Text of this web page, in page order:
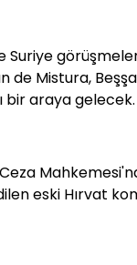
de Mistura,
bir araya gelecek.
eski Hırvat